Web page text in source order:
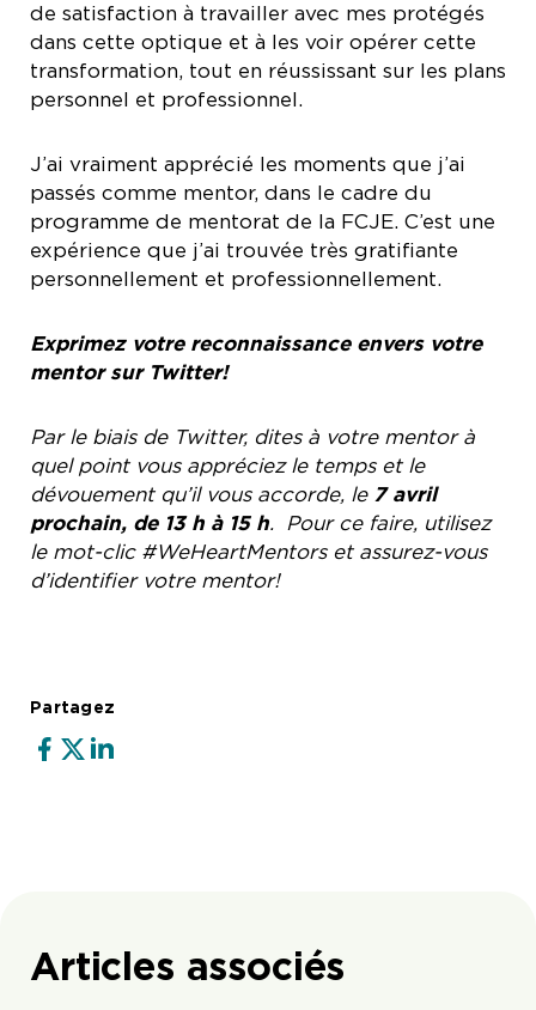
de satisfaction à travailler avec mes protégés
dans cette optique et à les voir opérer cette
transformation, tout en réussissant sur les plans
personnel et professionnel.
J’ai vraiment apprécié les moments que j’ai
passés comme mentor, dans le cadre du
programme de mentorat de la FCJE. C’est une
expérience que j’ai trouvée très gratifiante
personnellement et professionnellement.
Exprimez votre reconnaissance envers votre
mentor sur Twitter!
Par le biais de Twitter, dites à votre mentor à
quel point vous appréciez le temps et le
dévouement qu’il vous accorde, le 7 avril
prochain, de 13 h à 15 h. Pour ce faire, utilisez
le mot-clic #WeHeartMentors et assurez-vous
d’identifier votre mentor!
Partagez
Articles associés